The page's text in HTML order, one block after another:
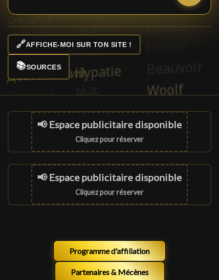
🔗AFFICHE-MOI SUR TON SITE !
📚SOURCES
📢 Espace publicitaire disponible
Cliquez pour réserver
📢 Espace publicitaire disponible
Cliquez pour réserver
Programme d'affiliation
Partenaires & Mécènes